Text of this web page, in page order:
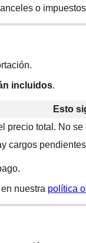
o
incluidos.
Esto
precio total. No
cargos
nuestra política